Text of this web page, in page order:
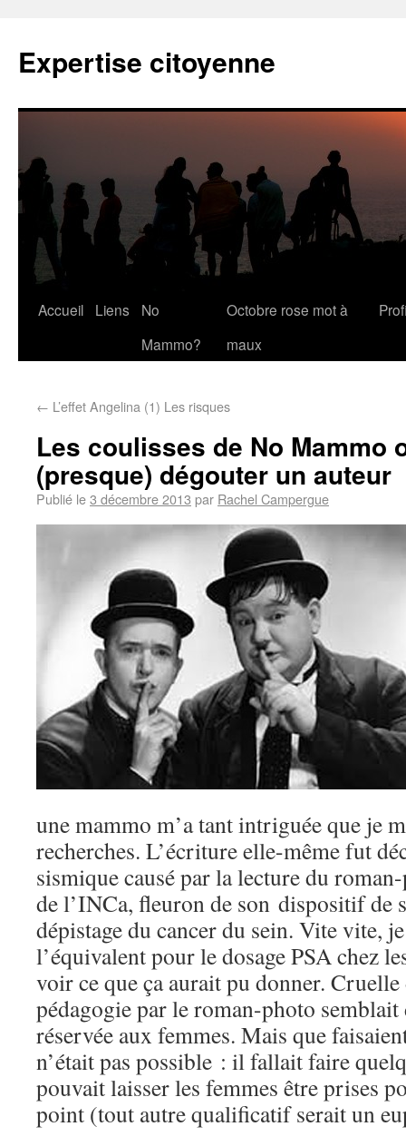
Expertise citoyenne
Accueil Liens
No
Mammo?
Octobre rose mot à
maux
← L’effet Angelina (1) Les risques
Les coulisses de No Mammo
(presque) dégouter un auteur
Publié le3 décembre 2013 par Rachel Campergue
une mammo m’a tant intriguée que je
recherches. L’écriture elle-même fut
sismique causé par la lecture du
de l’INCa, fleuron de son dispositif de
dépistage du cancer du sein. Vite vite,
l’équivalent pour le dosage PSA chez
voir ce que ça aurait pu donner.
pédagogie par le roman-photo
réservée aux femmes. Mais que
n’était pas possible : il fallait faire
pouvait laisser les femmes être prises
point (tout autre qualificatif serait un